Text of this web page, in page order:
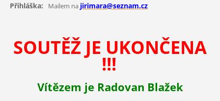
Přihláška: Mailem na jirimara@seznam.cz
SOUTĚŽ JE UKONČENA
!!!
Vítězem je Radovan Blažek